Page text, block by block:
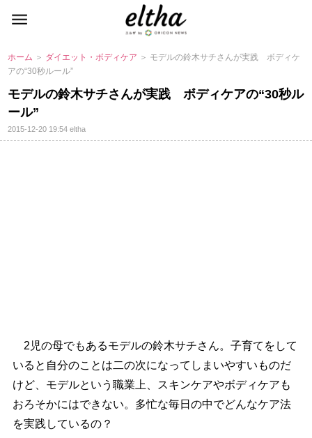
ホーム ＞ ダイエット・ボディケア ＞ モデルの鈴木サチさんが実践 ボディケ
アの“30秒ルール”
モデルの鈴木サチさんが実践 ボディケアの“30秒ル
ール”
2015-12-20 19:54eltha
2児の母でもあるモデルの鈴木サチさん。子育てをして
いると自分のことは二の次になってしまいやすいものだ
けど、モデルという職業上、スキンケアやボディケアも
おろそかにはできない。多忙な毎日の中でどんなケア法
を実践しているの？